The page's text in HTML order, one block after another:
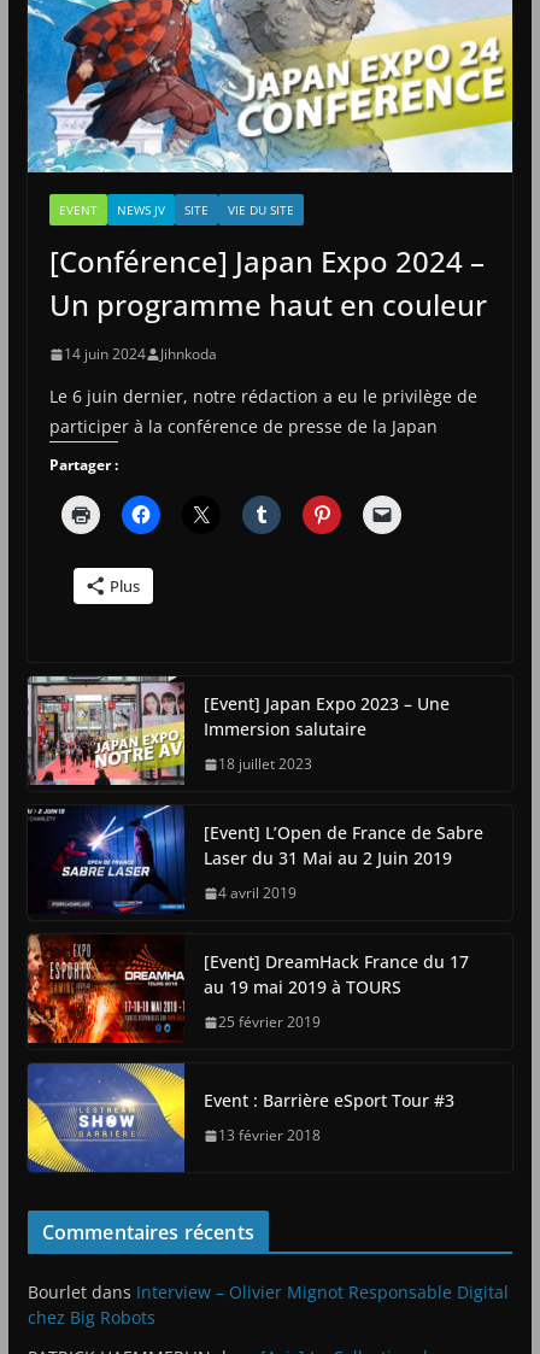
EVENT NEWS JV SITE VIE DU SITE
[Conférence] Japan Expo 2024 –
Un programme haut en couleur
14 juin 2024 Jihnkoda
Le 6 juin dernier, notre rédaction a eu le privilège de
participer à la conférence de presse de la Japan
Partager :
Plus
[Event] Japan Expo 2023 – Une
Immersion salutaire
18 juillet 2023
[Event] L’Open de France de Sabre
Laser du 31 Mai au 2 Juin 2019
4 avril 2019
[Event] DreamHack France du 17
au 19 mai 2019 à TOURS
25 février 2019
Event : Barrière eSport Tour #3
13 février 2018
Commentaires récents
Bourletdans Interview – Olivier Mignot Responsable Digital
chez Big Robots